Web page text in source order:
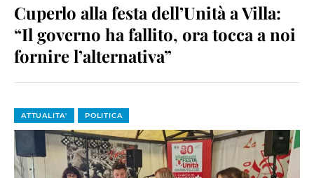
Cuperlo alla festa dell’Unità a Villa:
“Il governo ha fallito, ora tocca a noi
fornire l’alternativa”
ATTUALITA' POLITICA